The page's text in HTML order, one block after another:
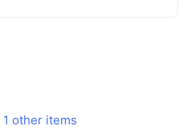
1 other items